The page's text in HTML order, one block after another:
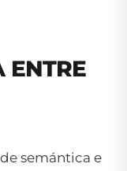
ENTRE
semántica e